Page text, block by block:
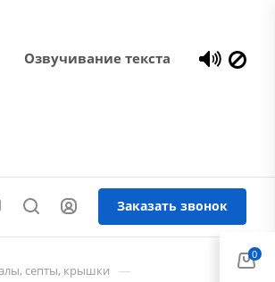
Озвучивание текста
Заказать звонок
септы, крышки —
0